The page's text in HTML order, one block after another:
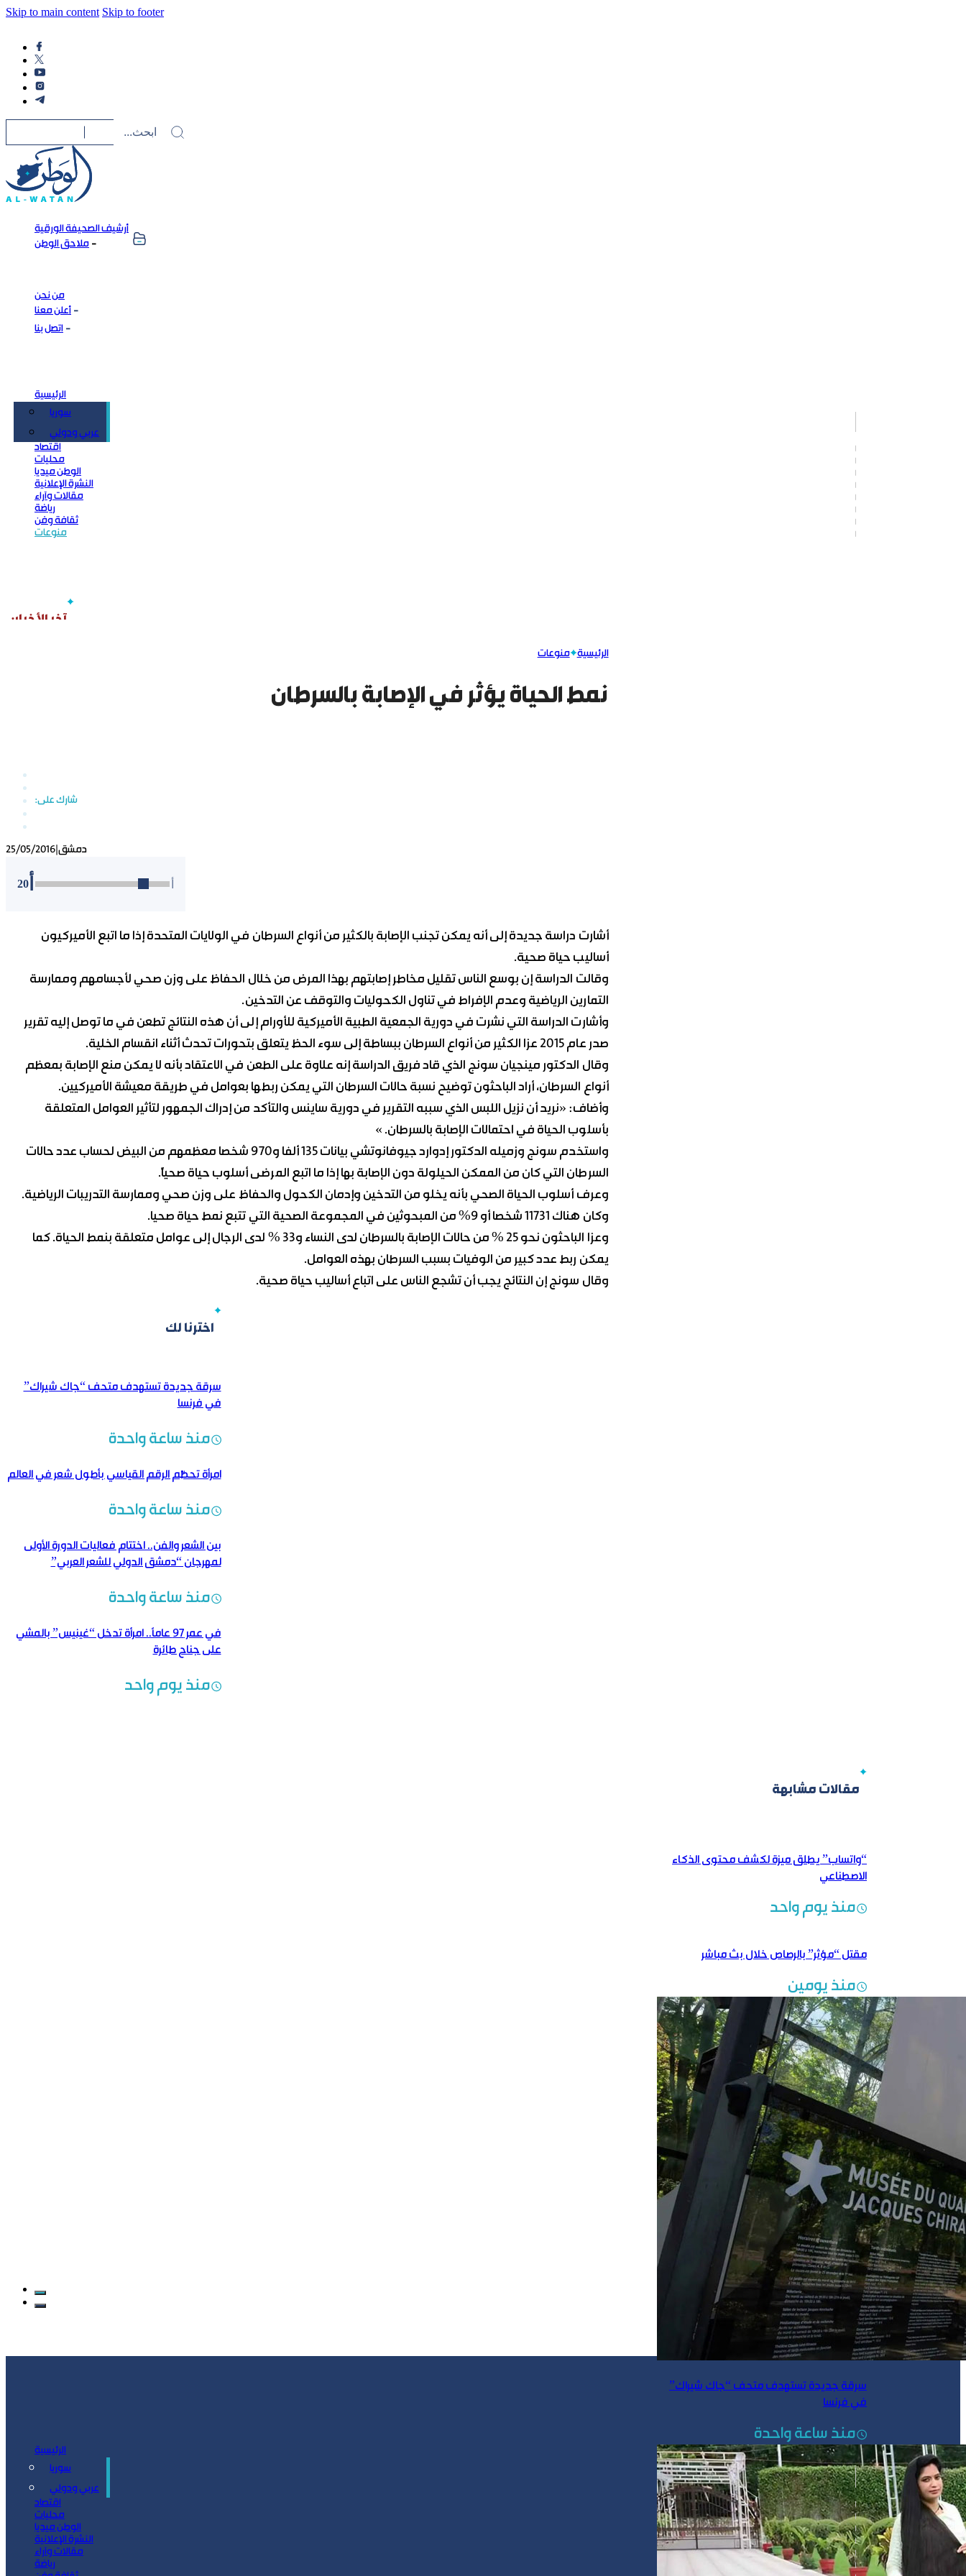
Skip to main content Skip to footer
أرشيف الصحيفة الورقية
ملاحق الوطن
من نحن
أعلن معنا
اتصل بنا
الرئيسية
سوريا
عربي ودولي
اقتصاد
محليات
الوطن ميديا
النشرة الإعلانية
مقالات وآراء
رياضة
ثقافة وفن
منوعات
الرئيسية منوعات
نمط الحياة يؤثر في الإصابة بالسرطان
25/05/2016 دمشق
20
أشارت دراسة جديدة إلى أنه يمكن تجنب الإصابة بالكثير من أنواع السرطان في الولايات المتحدة إذا ما اتبع الأميركيون
أساليب حياة صحية.
وقالت الدراسة إن بوسع الناس تقليل مخاطر إصابتهم بهذا المرض من خلال الحفاظ على وزن صحي لأجسامهم وممارسة
التمارين الرياضية وعدم الإفراط في تناول الكحوليات والتوقف عن التدخين.
وأشارت الدراسة التي نشرت في دورية الجمعية الطبية الأميركية للأورام إلى أن هذه النتائج تطعن في ما توصل إليه تقرير
صدر عام 2015 عزا الكثير من أنواع السرطان ببساطة إلى سوء الحظ يتعلق بتحورات تحدث أثناء انقسام الخلية.
وقال الدكتور مينجيان سونج الذي قاد فريق الدراسة إنه علاوة على الطعن في الاعتقاد بأنه لا يمكن منع الإصابة بمعظم
أنواع السرطان، أراد الباحثون توضيح نسبة حالات السرطان التي يمكن ربطها بعوامل في طريقة معيشة الأميركيين.
وأضاف: «نريد أن نزيل اللبس الذي سببه التقرير في دورية ساينس والتأكد من إدراك الجمهور لتأثير العوامل المتعلقة
بأسلوب الحياة في احتمالات الإصابة بالسرطان. »
واستخدم سونج وزميله الدكتور إدوارد جيوفانوتشي بيانات 135 ألفا و970 شخصا معظمهم من البيض لحساب عدد حالات
السرطان التي كان من الممكن الحيلولة دون الإصابة بها إذا ما اتبع المرضى أسلوب حياة صحياً.
وعرف أسلوب الحياة الصحي بأنه يخلو من التدخين وإدمان الكحول والحفاظ على وزن صحي وممارسة التدريبات الرياضية.
وكان هناك 11731 شخصا أو 9% من المبحوثين في المجموعة الصحية التي تتبع نمط حياة صحيا.
وعزا الباحثون نحو 25 % من حالات الإصابة بالسرطان لدى النساء و33 % لدى الرجال إلى عوامل متعلقة بنمط الحياة. كما
يمكن ربط عدد كبير من الوفيات بسبب السرطان بهذه العوامل.
وقال سونج إن النتائج يجب أن تشجع الناس على اتباع أساليب حياة صحية.
اخترنا لك
سرقة جديدة تستهدف متحف “جاك شيراك”
في فرنسا
منذ ساعة واحدة
امرأة تحطّم الرقم القياسي بأطول شعر في العالم
منذ ساعة واحدة
بين الشعر والفن.. اختتام فعاليات الدورة الأولى
لمهرجان “دمشق الدولي للشعر العربي”
منذ ساعة واحدة
في عمر 97 عاماً.. امرأة تدخل “غينيس” بالمشي
على جناح طائرة
منذ يوم واحد
مقالات مشابهة
“واتساب” يطلق ميزة لكشف محتوى الذكاء
الاصطناعي
منذ يوم واحد
مقتل “مؤثر” بالرصاص خلال بث مباشر
منذ يومين
سرقة جديدة تستهدف متحف “جاك شيراك”
في فرنسا
منذ ساعة واحدة
الرئيسية
سوريا
عربي ودولي
اقتصاد
محليات
الوطن ميديا
النشرة الإعلانية
مقالات وآراء
رياضة